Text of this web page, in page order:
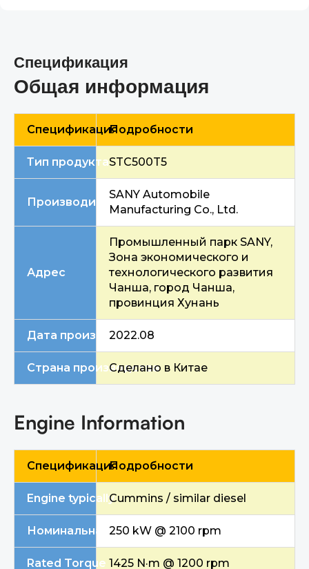
Спецификация
Общая информация
СпецификацияПодробности
Тип продуктаSTC500T5
Производитель
SANY Automobile
Manufacturing Co., Ltd.
Адрес
Промышленный парк SANY,
Зона экономического и
технологического развития
Чанша, город Чанша,
провинция Хунань
Дата производства
2022.08
Страна производстваСделано в Китае
Engine Information
СпецификацияПодробности
Engine typicallyCummins / similar diesel
Номинальная мощность
250 kW @ 2100 rpm
Rated Torque 1425 N·m @ 1200 rpm